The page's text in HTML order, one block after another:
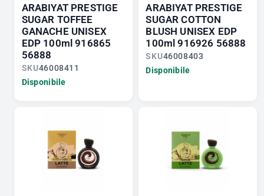
ARABIYAT PRESTIGE
SUGAR TOFFEE
GANACHE UNISEX
EDP 100ml 916865
56888
SKU46008411
Disponibile
ARABIYAT PRESTIGE
SUGAR COTTON
BLUSH UNISEX EDP
100ml 916926 56888
SKU46008403
Disponibile